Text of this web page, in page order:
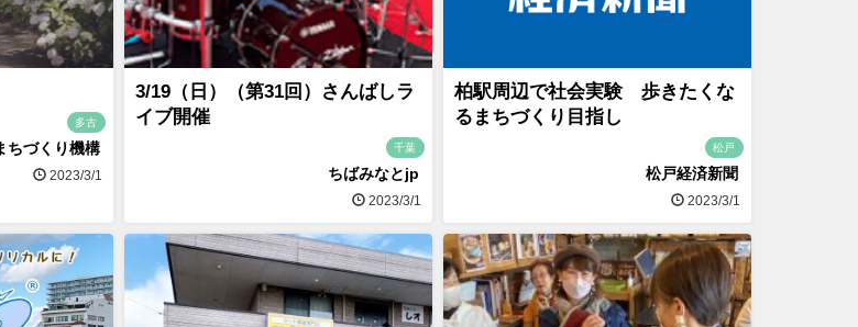
多古
ちづくり機構
2023/3/1
3/19（日）（第31回）さんばしラ
イブ開催
千葉
ちばみなとjp
2023/3/1
柏駅周辺で社会実験 歩きたくな
るまちづくり目指し
松戸
松戸経済新聞
2023/3/1